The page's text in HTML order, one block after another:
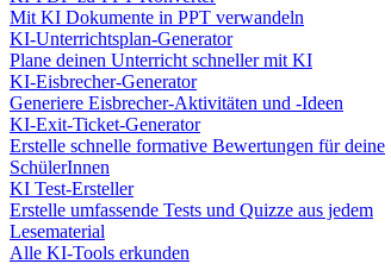
Mit KI Dokumente in PPT verwandeln
KI-Unterrichtsplan-Generator
Plane deinen Unterricht schneller mit KI
KI-Eisbrecher-Generator
Generiere Eisbrecher-Aktivitäten und -Ideen
KI-Exit-Ticket-Generator
Erstelle schnelle formative Bewertungen für deine
SchülerInnen
KI Test-Ersteller
Erstelle umfassende Tests und Quizze aus jedem
Lesematerial
Alle KI-Tools erkunden